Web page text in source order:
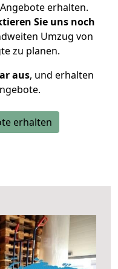
erhalten.
Sie uns noch
Umzug von
zu planen.
aus, und erhalten
erhalten